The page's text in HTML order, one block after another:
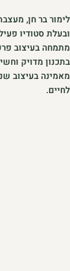
ובעלת סטודיו פעיל
מתמחה בעיצוב
בתכנון מדויק
מאמינה בעיצוב
לחיים.